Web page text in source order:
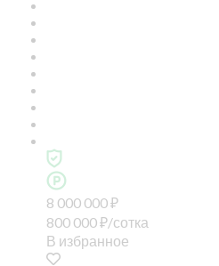
8 000 000₽
800 000₽/сотка
В избранное